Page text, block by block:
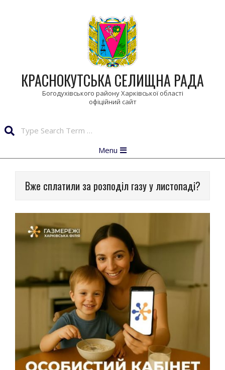
КРАСНОКУТСЬКА СЕЛИЩНА РАДА
Богодухівського району Харківської області
Navigation
Menu
Вже сплатили за розподіл газу у листопаді?